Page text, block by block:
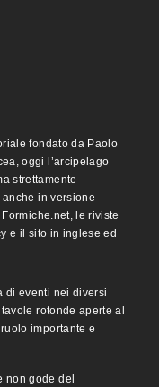
fondato da Paolo
oggi l’arcipelago
strettamente
in versione
le riviste
e il sito in inglese ed
di eventi nei diversi
rotonde aperte al
importante e
non gode del